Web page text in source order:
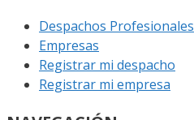
Despachos Profesionales
Empresas
Registrar mi despacho
Registrar mi empresa